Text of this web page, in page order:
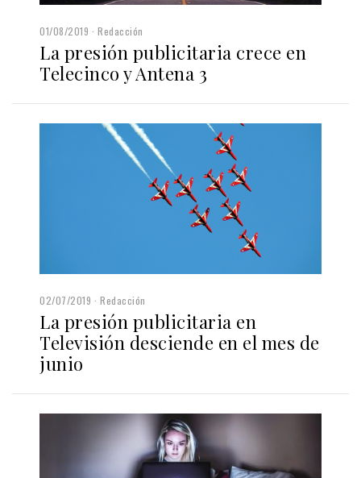
01/08/2019 Redacción
La presión publicitaria crece en
Telecinco y Antena 3
02/07/2019 Redacción
La presión publicitaria en
Televisión desciende en el mes de
junio